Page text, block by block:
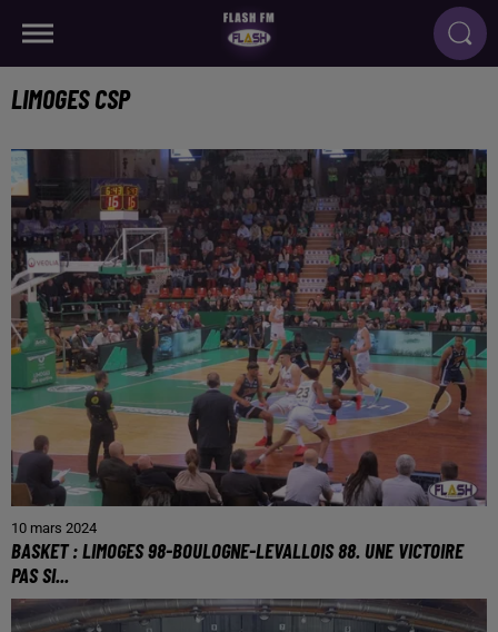
LIMOGES CSP
10 mars 2024
BASKET : LIMOGES 98-BOULOGNE-LEVALLOIS 88. UNE VICTOIRE
PAS SI...